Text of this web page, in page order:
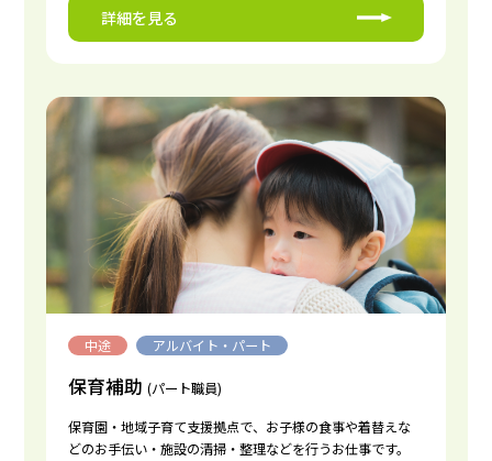
詳細を見る
中途 アルバイト・パート
保育補助(パート職員)
保育園・地域子育て支援拠点で、お子様の食事や着替えな
どのお手伝い・施設の清掃・整理などを行うお仕事です。